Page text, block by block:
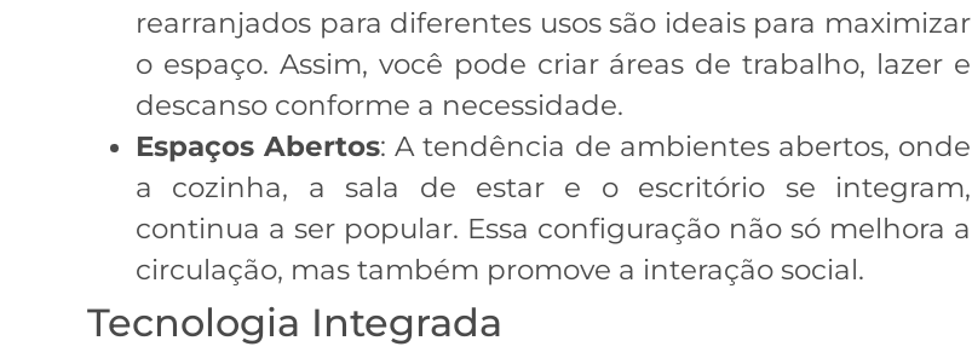
rearranjados para diferentes usos são ideais para maximizar
o espaço. Assim, você pode criar áreas de trabalho, lazer e
descanso conforme a necessidade.
Espaços Abertos: A tendência de ambientes abertos, onde
a cozinha, a sala de estar e o escritório se integram,
continua a ser popular. Essa configuração não só melhora a
circulação, mas também promove a interação social.
Tecnologia Integrada